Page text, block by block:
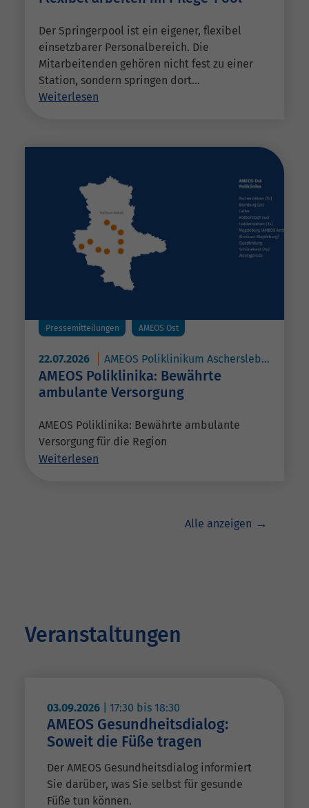
Der Springerpool ist ein eigener, flexibel
einsetzbarer Personalbereich. Die
Mitarbeitenden gehören nicht fest zu einer
Station, sondern springen dort…
Weiterlesen
Pressemitteilungen AMEOS Ost
22.07.2026 AMEOS Poliklinikum Aschersleben
AMEOS Poliklinika: Bewährte
ambulante Versorgung
AMEOS Poliklinika: Bewährte ambulante
Versorgung für die Region
Weiterlesen
Alle anzeigen
Veranstaltungen
03.09.2026 17:30 bis 18:30
AMEOS Gesundheitsdialog:
Soweit die Füße tragen
Der AMEOS Gesundheitsdialog informiert
Sie darüber, was Sie selbst für gesunde
Füße tun können.